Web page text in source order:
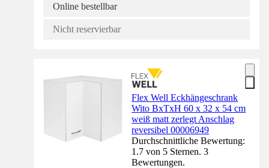
Online bestellbar
Nicht reservierbar
Flex Well Eckhängeschrank
Wito BxTxH 60 x 32 x 54 cm
weiß matt zerlegt Anschlag
reversibel 00006949
Durchschnittliche Bewertung:
1.7 von 5 Sternen. 3
Bewertungen.